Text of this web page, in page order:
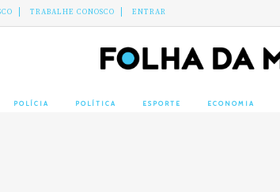
TRABALHE CONOSCO ENTRAR
POLÍCIA POLÍTICA ESPORTE ECONOMIA